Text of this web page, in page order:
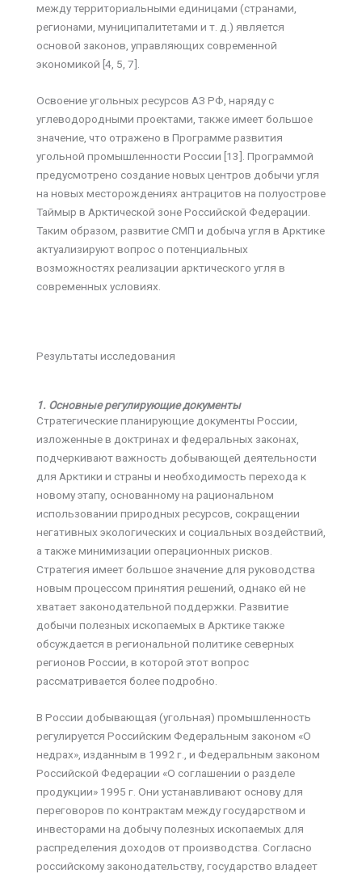
между территориальными единицами (странами,
регионами, муниципалитетами и т. д.) является
основой законов, управляющих современной
экономикой [4, 5, 7].
Освоение угольных ресурсов АЗ РФ, наряду с
углеводородными проектами, также имеет большое
значение, что отражено в Программе развития
угольной промышленности России [13]. Программой
предусмотрено создание новых центров добычи угля
на новых месторождениях антрацитов на полуострове
Таймыр в Арктической зоне Российской Федерации.
Таким образом, развитие СМП и добыча угля в Арктике
актуализируют вопрос о потенциальных
возможностях реализации арктического угля в
современных условиях.
Результаты исследования
1. Основные регулирующие документы
Стратегические планирующие документы России,
изложенные в доктринах и федеральных законах,
подчеркивают важность добывающей деятельности
для Арктики и страны и необходимость перехода к
новому этапу, основанному на рациональном
использовании природных ресурсов, сокращении
негативных экологических и социальных воздействий,
а также минимизации операционных рисков.
Стратегия имеет большое значение для руководства
новым процессом принятия решений, однако ей не
хватает законодательной поддержки. Развитие
добычи полезных ископаемых в Арктике также
обсуждается в региональной политике северных
регионов России, в которой этот вопрос
рассматривается более подробно.
В России добывающая (угольная) промышленность
регулируется Российским Федеральным законом «О
недрах», изданным в 1992 г., и Федеральным законом
Российской Федерации «О соглашении о разделе
продукции» 1995 г. Они устанавливают основу для
переговоров по контрактам между государством и
инвесторами на добычу полезных ископаемых для
распределения доходов от производства. Согласно
российскому законодательству, государство владеет